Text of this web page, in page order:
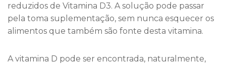
reduzidos de Vitamina D3. A solução pode passar
pela toma suplementação, sem nunca esquecer os
alimentos que também são fonte desta vitamina.
A vitamina D pode ser encontrada, naturalmente,